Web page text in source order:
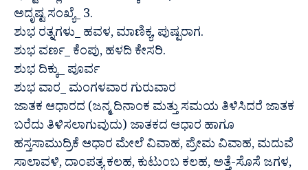
ಅದೃಷ್ಟ ಸಂಖ್ಯೆ_ 3.
ಶುಭ ರತ್ನಗಳು_ ಹವಳ, ಮಾಣಿಕ್ಯ, ಪುಷ್ಪರಾಗ.
ಶುಭ ವರ್ಣ_ ಕೆಂಪು, ಹಳದಿ ಕೇಸರಿ.
ಶುಭ ದಿಕ್ಕು_ ಪೂರ್ವ
ಶುಭ ವಾರ_ ಮಂಗಳವಾರ ಗುರುವಾರ
ಜಾತಕ ಆಧಾರದ (ಜನ್ಮ ದಿನಾಂಕ ಮತ್ತು ಸಮಯ ತಿಳಿಸಿದರೆ ಜಾತಕ
ಬರೆದು ತಿಳಿಸಲಾಗುವುದು) ಜಾತಕದ ಆಧಾರ ಹಾಗೂ
ಹಸ್ತಸಾಮುದ್ರಿಕೆ ಆಧಾರ ಮೇಲೆ ವಿವಾಹ, ಪ್ರೇಮ ವಿವಾಹ, ಮದುವೆ
ಸಾಲಾವಳಿ, ದಾಂಪತ್ಯ ಕಲಹ, ಕುಟುಂಬ ಕಲಹ, ಅತ್ತೆ-ಸೊಸೆ ಜಗಳ,